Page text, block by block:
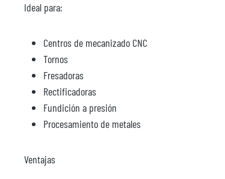
Ideal para:
Centros de mecanizado CNC
Tornos
Fresadoras
Rectificadoras
Fundición a presión
Procesamiento de metales
Ventajas